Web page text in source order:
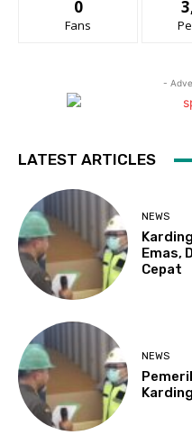
0
Fans
-
LATEST ARTICLES
NEWS
Emas,
Cepat
NEWS